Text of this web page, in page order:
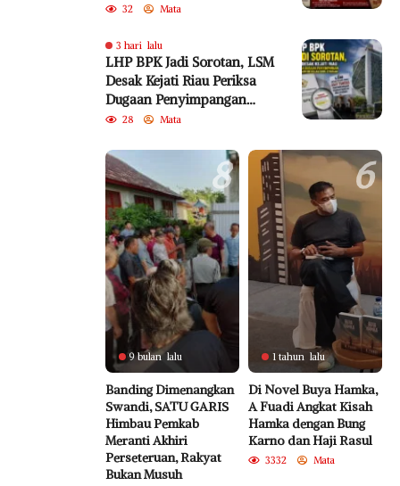
Fiktif Diduga Rugikan
32 Mata
3 hari lalu
LHP BPK Jadi Sorotan, LSM
Desak Kejati Riau Periksa
Dugaan Penyimpangan
Program Bedelau BRK
28 Mata
8
9 bulan lalu
Banding Dimenangkan
Swandi, SATU GARIS
Himbau Pemkab
Meranti Akhiri
Perseteruan, Rakyat
Bukan Musuh
6
1 tahun lalu
Di Novel Buya Hamka,
A Fuadi Angkat Kisah
Hamka dengan Bung
Karno dan Haji Rasul
3332 Mata